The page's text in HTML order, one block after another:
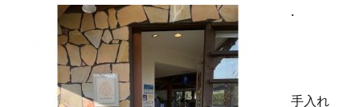
.
手入れ